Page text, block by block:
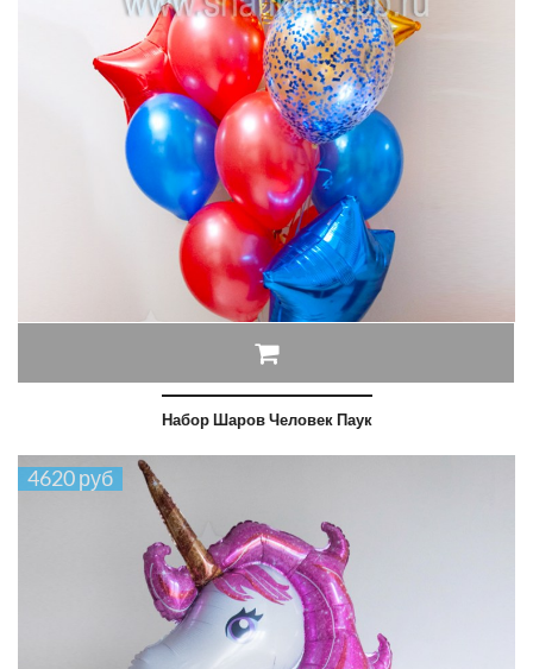
Набор Шаров Человек Паук
4620 руб